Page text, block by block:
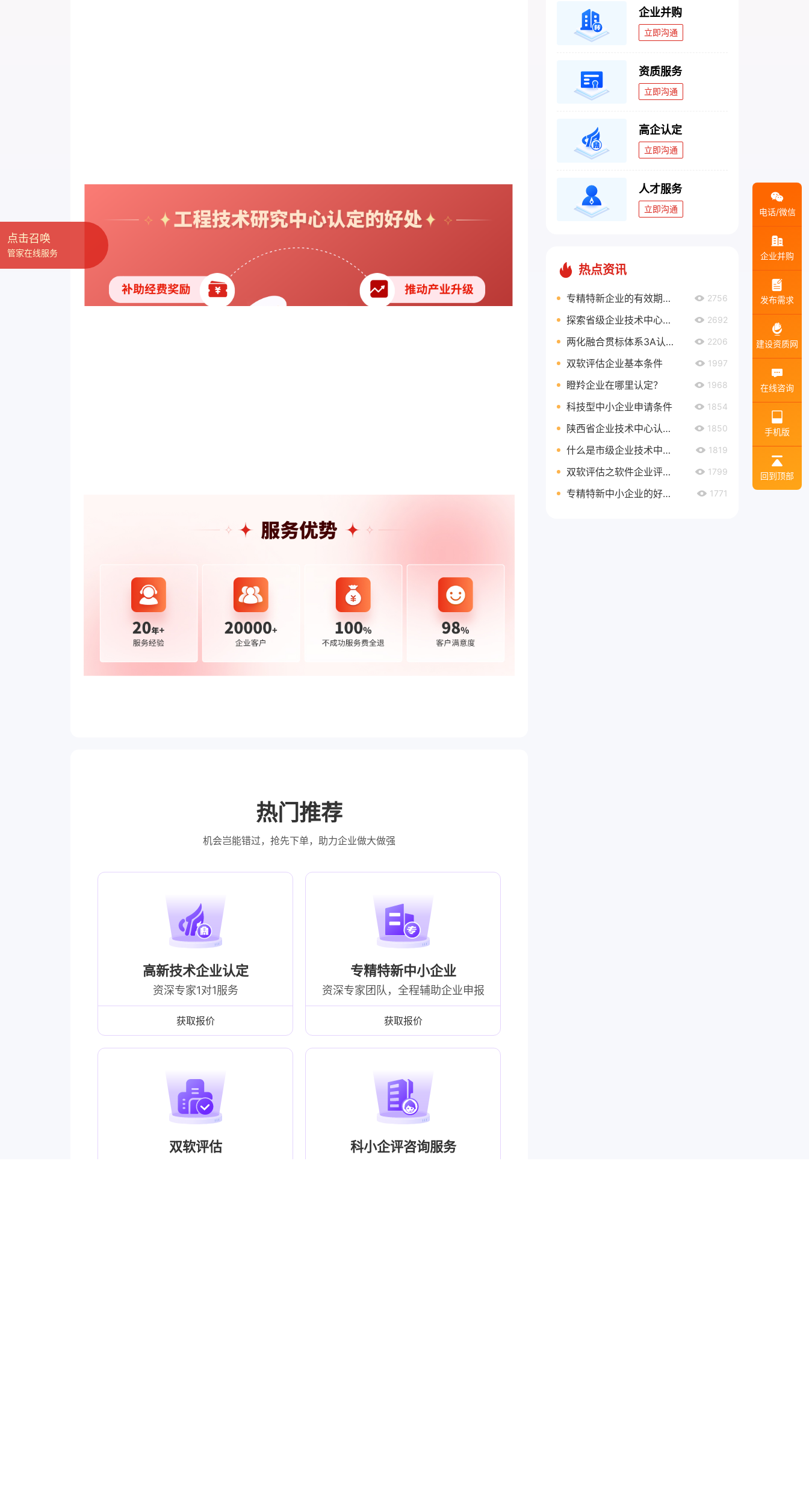
热门推荐
机会岂能错过，抢先下单，助力企业做大做强
高新技术企业认定
资深专家1对1服务
获取报价
专精特新中小企业
资深专家团队，全程辅助企业申报
获取报价
双软评估 科小企评咨询服务
企业并购
立即沟通
资质服务
立即沟通
高企认定
立即沟通
人才服务
立即沟通
热点资讯
专精特新企业的有效期有多久？ 2756
探索省级企业技术中心奖励政策，助力企业创新发展 2692
两化融合贯标体系3A认证如何申请？ 2206
双软评估企业基本条件 1997
瞪羚企业在哪里认定？ 1968
科技型中小企业申请条件 1854
陕西省企业技术中心认定所需资料及认定程序 1850
什么是市级企业技术中心？ 1819
双软评估之软件企业评估标准 1799
专精特新中小企业的好处都有哪些？ 1771
点击召唤
管家在线服务
电话/微信
企业并购
发布需求
建设资质网
在线咨询
手机版
回到顶部